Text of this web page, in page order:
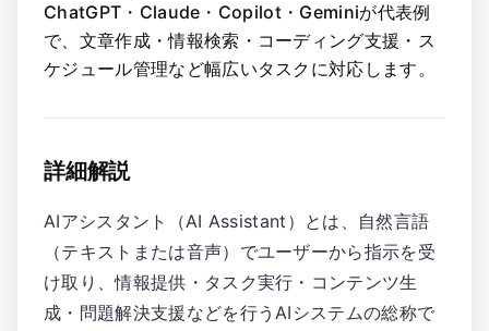
ChatGPT・Claude・Copilot・Geminiが代表例
で、文章作成・情報検索・コーディング支援・ス
ケジュール管理など幅広いタスクに対応します。
詳細解説
AIアシスタント（AI Assistant）とは、自然言語
（テキストまたは音声）でユーザーから指示を受
け取り、情報提供・タスク実行・コンテンツ生
成・問題解決支援などを行うAIシステムの総称で